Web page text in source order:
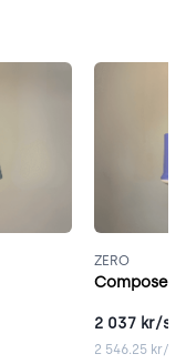
ZERO
Compose
2 037kr/st
2 546.25kr/st